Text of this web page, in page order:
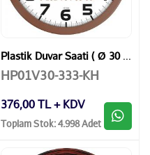
HP01V30-333-KH
376,00 TL + KDV
Toplam Stok: 4.998 Adet